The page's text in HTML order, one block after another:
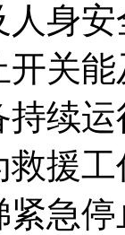
身
关
持续
援
急